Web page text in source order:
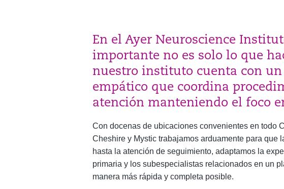
En el Ayer Neuroscience
importante no es solo lo que
nuestro instituto cuenta con
empático que coordina
atención manteniendo el foco
Con docenas de ubicaciones convenientes en todo
Cheshire y Mystic trabajamos arduamente para
hasta la atención de seguimiento, adaptamos la
primaria y los subespecialistas relacionados en un
manera más rápida y completa posible.